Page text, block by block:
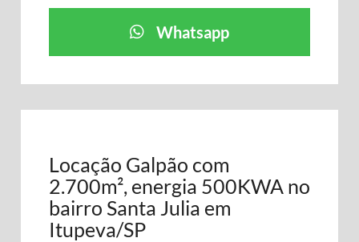
Whatsapp
Locação Galpão com
2.700m², energia 500KWA no
bairro Santa Julia em
Itupeva/SP